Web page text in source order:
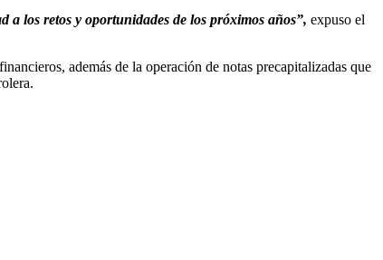
los retos y oportunidades de los próximos años”, expuso el
además de la operación de notas precapitalizadas que